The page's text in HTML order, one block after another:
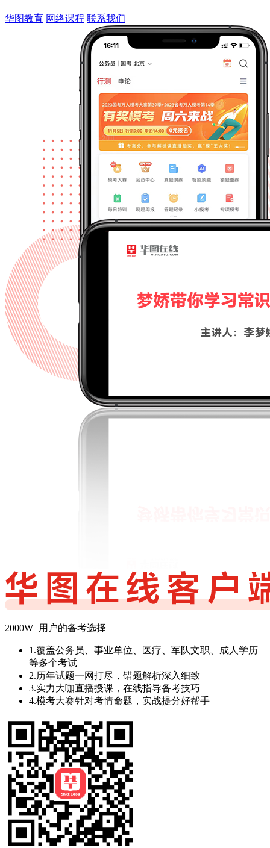
华图教育 网络课程 联系我们
2000W+用户的备考选择
1.覆盖公务员、事业单位、医疗、军队文职、成人学历
等多个考试
2.历年试题一网打尽，错题解析深入细致
3.实力大咖直播授课，在线指导备考技巧
4.模考大赛针对考情命题，实战提分好帮手